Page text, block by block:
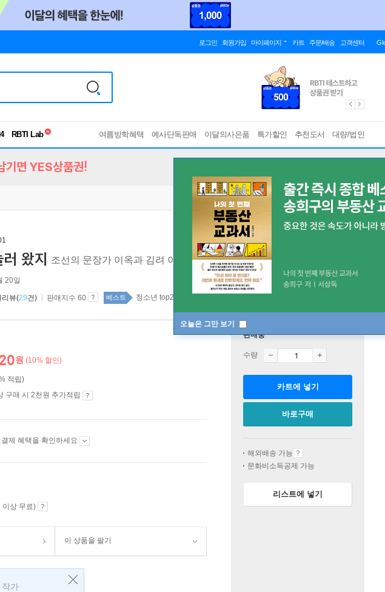
로그인 회원가입 마이페이지 카트 주문/배송 고객센터
독서유형검사
여름방학혜택 예사단독판매 이달의사은품 특가할인 추천도서 대량/법인
오늘은 그만 보기
기면 YES상품권!
왔지 조선의 문장가 이옥과 김려 이야기
20일
리뷰(29건) 판매지수 60 베스트 청소년 top20 3주
원 (10% 할인)
적립)
구매 시 2천원 추가적립
제 혜택을 확인하세요
이상 무료)
이 상품을 팔기
작가
판매중
수량
카트에 넣기
바로구매
해외배송 가능
문화비소득공제 가능
리스트에 넣기